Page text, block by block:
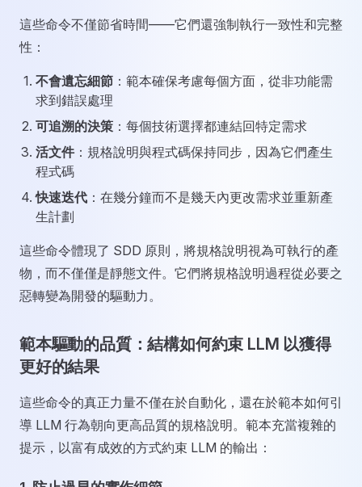
這些命令不僅節省時間——它們還強制執行一致性和完整
性：
不會遺忘細節 ：範本確保考慮每個方面，從非功能需
求到錯誤處理
可追溯的決策 ：每個技術選擇都連結回特定需求
活文件：規格說明與程式碼保持同步，因為它們產生
程式碼
快速迭代 ：在幾分鐘而不是幾天內更改需求並重新產
生計劃
這些命令體現了 SDD 原則，將規格說明視為可執行的產
物，而不僅僅是靜態文件。它們將規格說明過程從必要之
惡轉變為開發的驅動力。
範本驅動的品質：結構如何約束 LLM 以獲得
更好的結果
這些命令的真正力量不僅在於自動化，還在於範本如何引
導 LLM 行為朝向更高品質的規格說明。範本充當複雜的
提示，以富有成效的方式約束 LLM 的輸出：